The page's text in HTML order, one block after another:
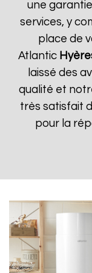
une
services, y
place de
Atlantic
laissé des
qualité et
très satisfait
pour la